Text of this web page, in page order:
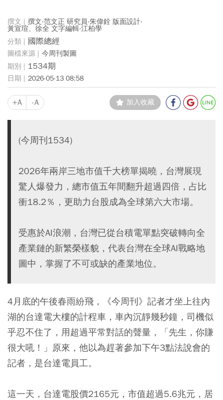
撰文‧范文正 研究員‧朱偉銓 版面設計‧
黃宣瑄、徐全 文字編輯‧江柏學
國際總經
今周刊製圖
1534期
2026-05-13 08:58
+A -A 加入收藏
(今周刊1534)
2026年兩岸三地市值千大榜單揭曉，台灣展現
驚人爆發力，總市值五年間翻升超過四倍，占比
衝18.2％，更助力台股成為全球第六大市場。
受惠於AI浪潮，台灣已從台積電單點突破轉向全
產業鏈的新繁榮樣貌，代表台灣在全球AI戰略地
圖中，掌握了不可或缺的產業地位。
4月底的午後春雨紛飛，《今周刊》記者才坐上往內
湖的台達電大樓的計程車，車內沉靜幾秒鐘，司機似
乎忍不住了，用超過平常對話的聲量，「先生，你賺
很大吼！」原來，他以為趕著參加下午3點法說會的
記者，是台達電員工。
這一天，台達電股價2165元，市值超過5.6兆元，居